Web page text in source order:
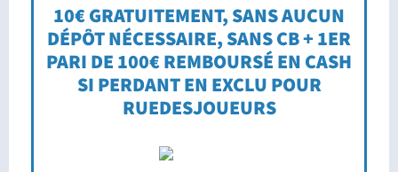
10€ GRATUITEMENT, SANS AUCUN
DÉPÔT NÉCESSAIRE, SANS CB + 1ER
PARI DE 100€ REMBOURSÉ EN CASH
SI PERDANT EN EXCLU POUR
RUEDESJOUEURS